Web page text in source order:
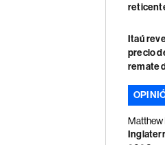
Itaú
precio
remate